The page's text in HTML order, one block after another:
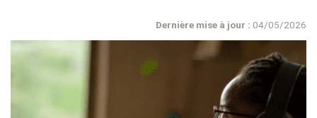
Dernière mise à jour : 04/05/2026